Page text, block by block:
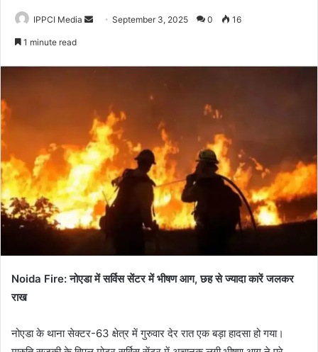
IPPCI Media
SendSeptember 3, 2025 0 16
1 minute read
Noida Fire: नोएडा में सर्विस सेंटर में भीषण आग, छह से ज्यादा कारें जलकर
राख
नोएडा के थाना सेक्टर-63 क्षेत्र में गुरुवार देर रात एक बड़ा हादसा हो गया।